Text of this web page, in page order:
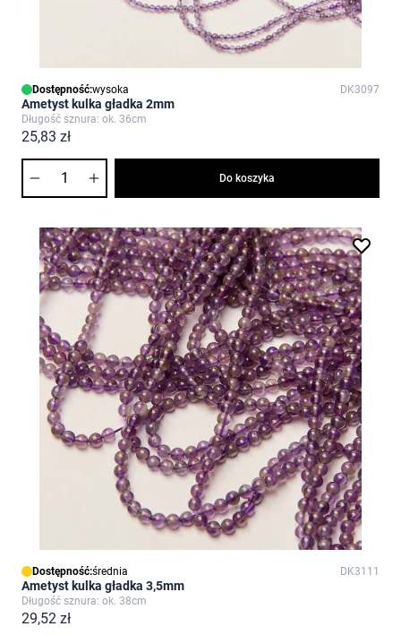
Dostępność:wysoka DK3097
Ametyst kulka gładka 2mm
Długość sznura: ok. 36cm
25,83 zł
Do koszyka
Dostępność:średnia DK3111
Ametyst kulka gładka 3,5mm
Długość sznura: ok. 38cm
29,52 zł